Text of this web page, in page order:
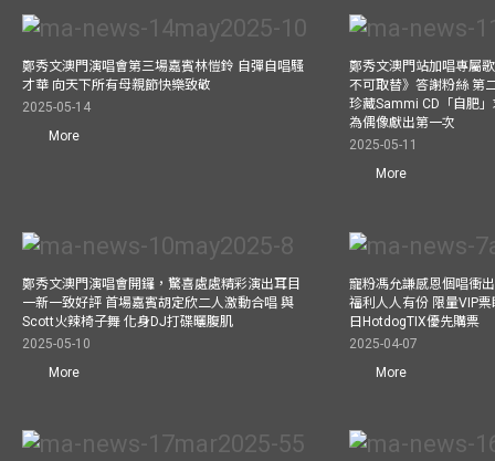
鄭秀文澳門演唱會第三場嘉賓林愷鈴 自彈自唱騷
才華 向天下所有母親節快樂致敬
2025-05-14
More
鄭秀文澳門站加唱專屬
不可取替》答謝粉絲 第
珍藏Sammi CD「自肥
為偶像獻出第一次
2025-05-11
More
鄭秀文澳門演唱會開鑼，驚喜處處精彩演出耳目
一新一致好評 首場嘉賓胡定欣二人激動合唱 與
Scott火辣椅子舞 化身DJ打碟曬腹肌
2025-05-10
More
寵粉馮允謙感恩個唱衝
福利人人有份 限量VIP
日HotdogTIX優先購票
2025-04-07
More